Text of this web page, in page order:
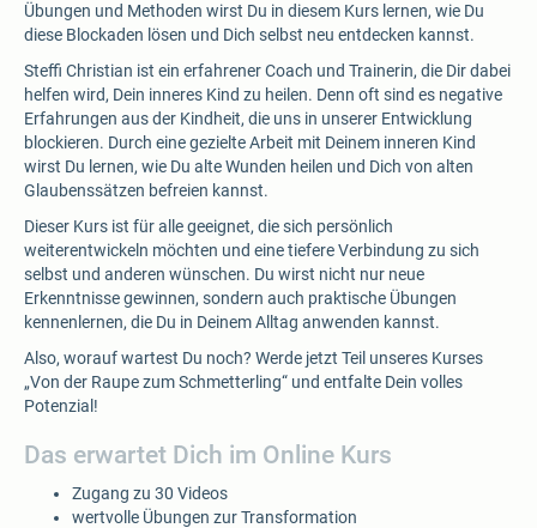
Übungen und Methoden wirst Du in diesem Kurs lernen, wie Du
diese Blockaden lösen und Dich selbst neu entdecken kannst.
Steffi Christian ist ein erfahrener Coach und Trainerin, die Dir dabei
helfen wird, Dein inneres Kind zu heilen. Denn oft sind es negative
Erfahrungen aus der Kindheit, die uns in unserer Entwicklung
blockieren. Durch eine gezielte Arbeit mit Deinem inneren Kind
wirst Du lernen, wie Du alte Wunden heilen und Dich von alten
Glaubenssätzen befreien kannst.
Dieser Kurs ist für alle geeignet, die sich persönlich
weiterentwickeln möchten und eine tiefere Verbindung zu sich
selbst und anderen wünschen. Du wirst nicht nur neue
Erkenntnisse gewinnen, sondern auch praktische Übungen
kennenlernen, die Du in Deinem Alltag anwenden kannst.
Also, worauf wartest Du noch? Werde jetzt Teil unseres Kurses
„Von der Raupe zum Schmetterling“ und entfalte Dein volles
Potenzial!
Das erwartet Dich im Online Kurs
Zugang zu 30 Videos
wertvolle Übungen zur Transformation